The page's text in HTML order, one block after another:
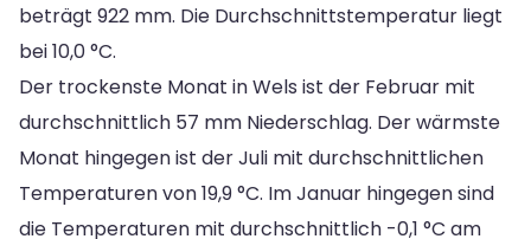
beträgt 922 mm. Die Durchschnittstemperatur liegt
bei 10,0 °C.
Der trockenste Monat in Wels ist der Februar mit
durchschnittlich 57 mm Niederschlag. Der wärmste
Monat hingegen ist der Juli mit durchschnittlichen
Temperaturen von 19,9 °C. Im Januar hingegen sind
die Temperaturen mit durchschnittlich -0,1 °C am